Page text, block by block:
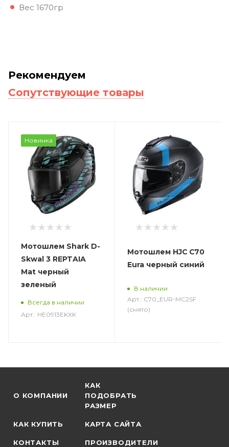
Вес 1670гр
Рекомендуем
Сопутствующие товары
Новинка
Мотошлем Shark D-
Skwal 3 REPTAIA
Mat черный
зеленый
Всегда в наличии
Арт.: HE0913EKXK
Мотошлем HJC C70
Eura черный синий
В наличии
Арт.: C70_EUR-MC2SF
(снято)
О КОМПАНИИ
КАК
ПОДОБРАТЬ
РАЗМЕР
КАК КУПИТЬ КАРТА САЙТА
КОНТАКТЫ ПРОИЗВОДИТЕЛИ